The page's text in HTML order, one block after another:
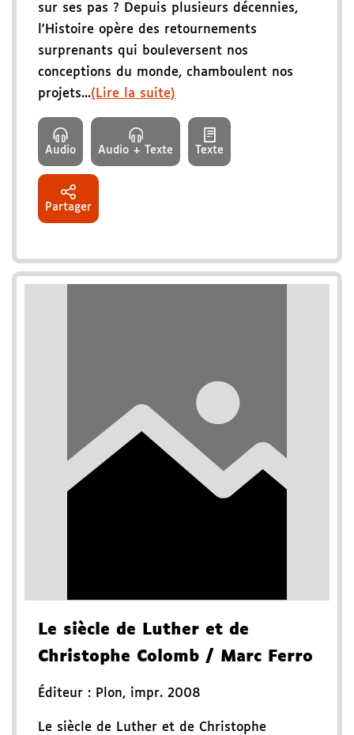
sur ses pas ? Depuis plusieurs décennies,
l'Histoire opère des retournements
surprenants qui bouleversent nos
conceptions du monde, chamboulent nos
projets...(Lire la suite)
Audio Audio + Texte Texte
Partager
Le siècle de Luther et de
Christophe Colomb / Marc Ferro
Éditeur : Plon, impr. 2008
Le siècle de Luther et de Christophe